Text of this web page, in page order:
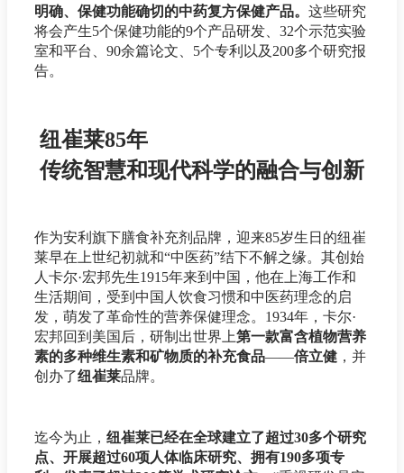
明确、保健功能确切的中药复方保健产品。 这些研究
将会产生5个保健功能的9个产品研发、32个示范实验
室和平台、90余篇论文、5个专利以及200多个研究报
告。
纽崔莱85年
传统智慧和现代科学的融合与创新
作为安利旗下膳食补充剂品牌，迎来85岁生日的纽崔
莱早在上世纪初就和“中医药”结下不解之缘。其创始
人卡尔·宏邦先生1915年来到中国，他在上海工作和
生活期间，受到中国人饮食习惯和中医药理念的启
发，萌发了革命性的营养保健理念。1934年，卡尔·
宏邦回到美国后，研制出世界上第一款富含植物营养
素的多种维生素和矿物质的补充食品——倍立健 ，并
创办了纽崔莱品牌。
迄今为止， 纽崔莱已经在全球建立了超过30多个研究
点、开展超过60项人体临床研究、拥有190多项专